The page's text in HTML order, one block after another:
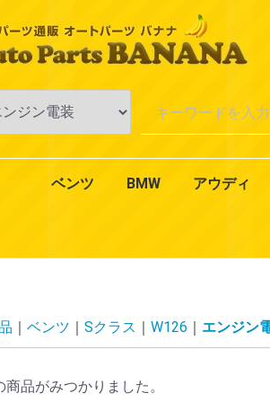
ベンツ
エン
エン
冷却
AC・
ミッ
アク
オイ
エク
イン
BMW アウディ
ベンツ Sクラス W126 エンジン
商品がみつかりました。